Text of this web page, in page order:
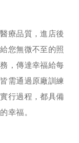
療品質，進店後
您無微不至的照
，傳達幸福給每
需通過原廠訓練
行過程，都具備
幸福。